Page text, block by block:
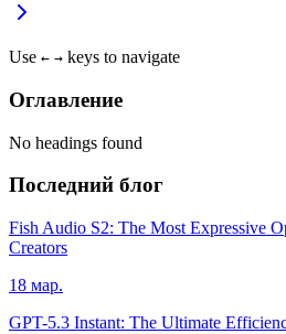
Use ← → keys to navigate
Оглавление
No headings found
Последний блог
Fish Audio S2: The Most Expressive
Creators
18 мар.
GPT-5.3 Instant: The Ultimate